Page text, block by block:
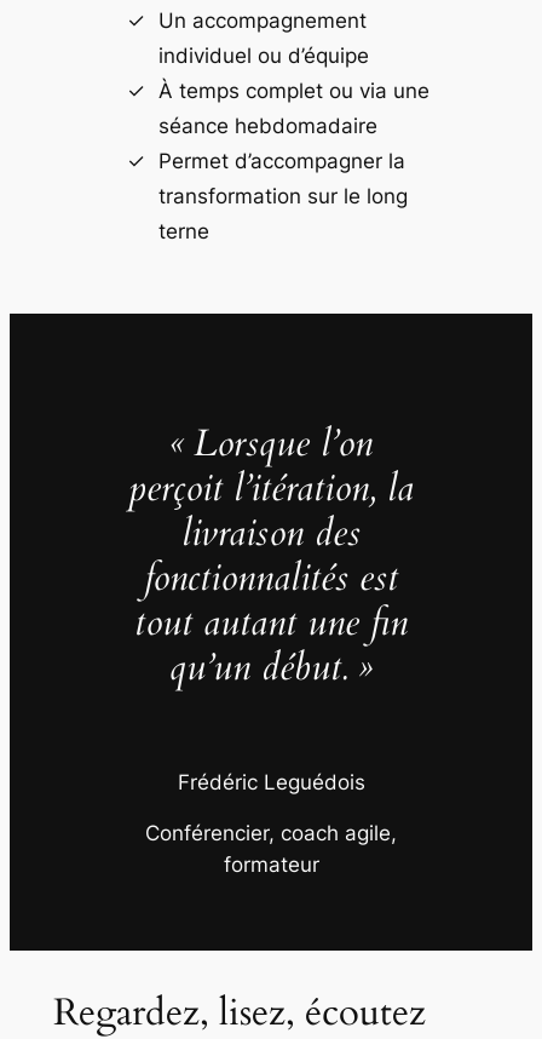
Un accompagnement
individuel ou d’équipe
À temps complet ou via une
séance hebdomadaire
Permet d’accompagner la
transformation sur le long
terne
« Lorsque l’on
perçoit l’itération, la
livraison des
fonctionnalités est
tout autant une fin
qu’un début. »
Frédéric Leguédois
Conférencier, coach agile,
formateur
Regardez, lisez, écoutez